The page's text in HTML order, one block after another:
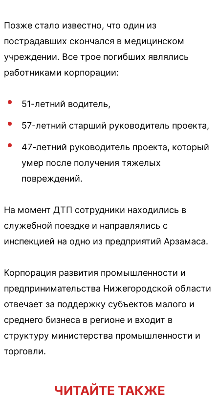
Позже стало известно, что один из
пострадавших скончался в медицинском
учреждении. Все трое погибших являлись
работниками корпорации:
51-летний водитель,
57-летний старший руководитель проекта,
47-летний руководитель проекта, который
умер после получения тяжелых
повреждений.
На момент ДТП сотрудники находились в
служебной поездке и направлялись с
инспекцией на одно из предприятий Арзамаса.
Корпорация развития промышленности и
предпринимательства Нижегородской области
отвечает за поддержку субъектов малого и
среднего бизнеса в регионе и входит в
структуру министерства промышленности и
торговли.
ЧИТАЙТЕ ТАКЖЕ